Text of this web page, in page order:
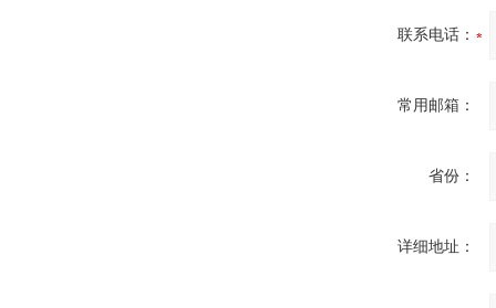
联系电话：
常用邮箱：
省份：
详细地址：